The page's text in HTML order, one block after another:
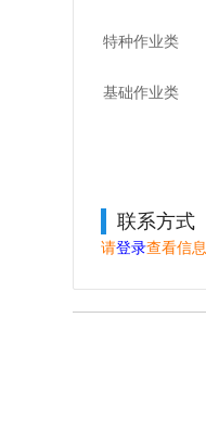
特种作业类
基础作业类
联系方式
请登录查看信息